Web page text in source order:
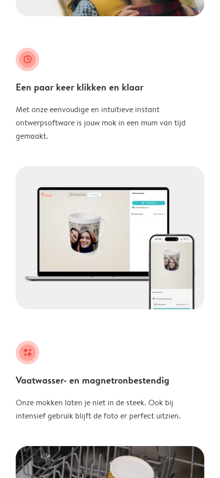
clock_check
Een paar keer klikken en klaar
Met onze eenvoudige en intuïtieve instant
ontwerpsoftware is jouw mok in een mum van tijd
gemaakt.
night
Vaatwasser- en magnetronbestendig
Onze mokken laten je niet in de steek. Ook bij
intensief gebruik blijft de foto er perfect uitzien.